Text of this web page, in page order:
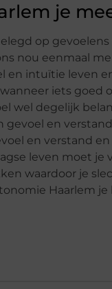
je
op
nou eenmaal
en intuïtie leven
iets goed
wel degelijk
en
en verstand
leven moet je
waardoor je
Haarlem je